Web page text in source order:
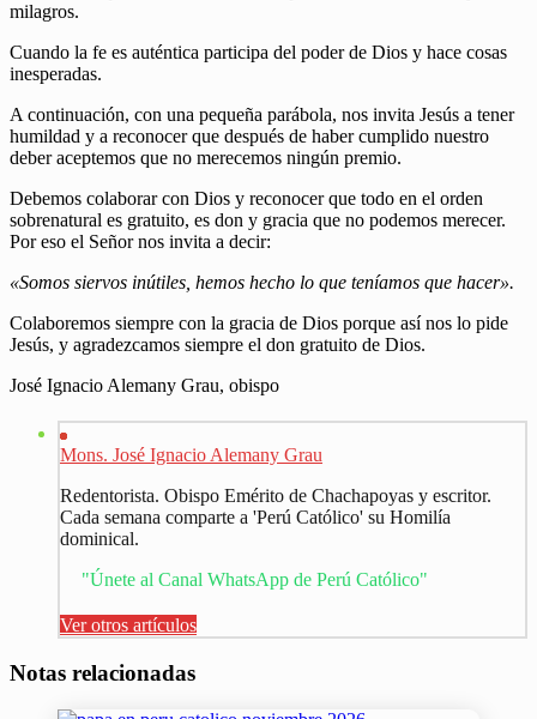
milagros.
Cuando la fe es auténtica participa del poder de Dios y hace cosas
inesperadas.
A continuación, con una pequeña parábola, nos invita Jesús a tener
humildad y a reconocer que después de haber cumplido nuestro
deber aceptemos que no merecemos ningún premio.
Debemos colaborar con Dios y reconocer que todo en el orden
sobrenatural es gratuito, es don y gracia que no podemos merecer.
Por eso el Señor nos invita a decir:
«Somos siervos inútiles, hemos hecho lo que teníamos que hacer».
Colaboremos siempre con la gracia de Dios porque así nos lo pide
Jesús, y agradezcamos siempre el don gratuito de Dios.
José Ignacio Alemany Grau, obispo
Mons. José Ignacio Alemany Grau
Redentorista. Obispo Emérito de Chachapoyas y escritor.
Cada semana comparte a 'Perú Católico' su Homilía
dominical.
"Únete al Canal WhatsApp de Perú Católico"
Ver otros artículos
Notas relacionadas